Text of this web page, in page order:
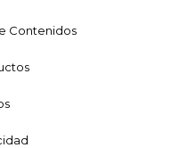
Contenidos